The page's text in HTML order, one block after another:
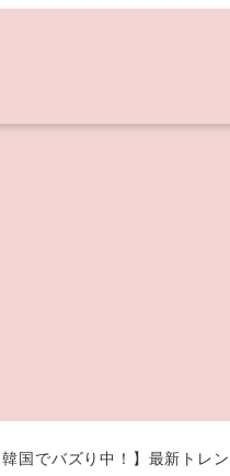
韓国でバズり中！】最新トレ